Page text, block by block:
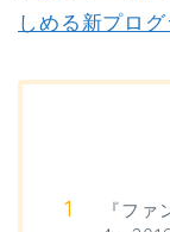
しめる新プログ
『フ